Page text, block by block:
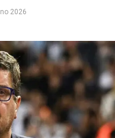
2026